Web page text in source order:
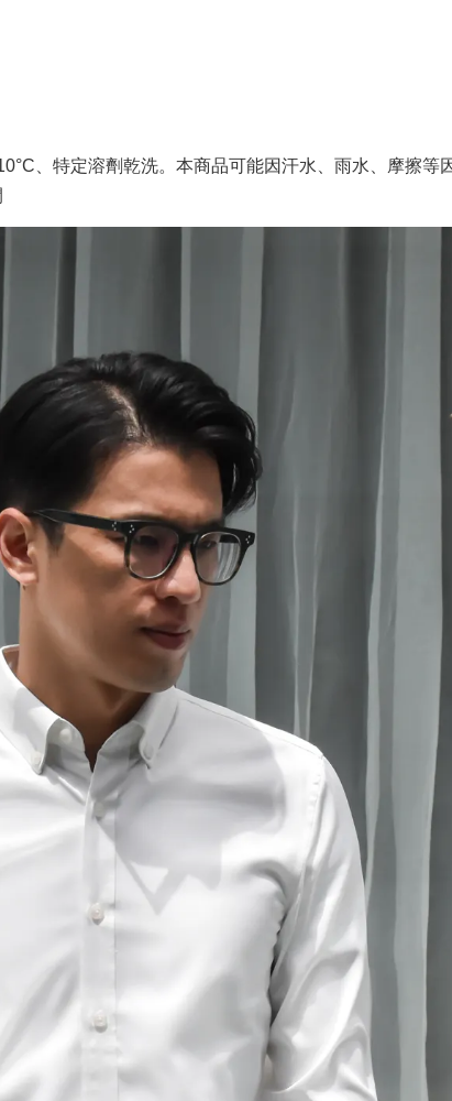
、特定溶劑乾洗。本商品可能因汗水、雨水、摩擦等